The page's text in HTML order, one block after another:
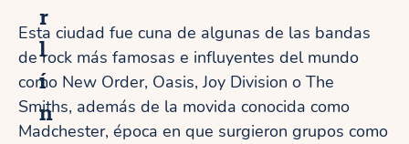
r
l
í
n
Esta ciudad fue cuna de algunas de las bandas
de rock más famosas e influyentes del mundo
como New Order, Oasis, Joy Division o The
Smiths, además de la movida conocida como
Madchester, época en que surgieron grupos como